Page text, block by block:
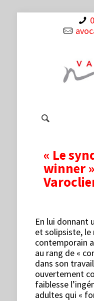
« Le
winner
En lui donnant
et solipsiste,
contemporain
au rang de «
dans son
ouvertement
faiblesse
adultes qui «